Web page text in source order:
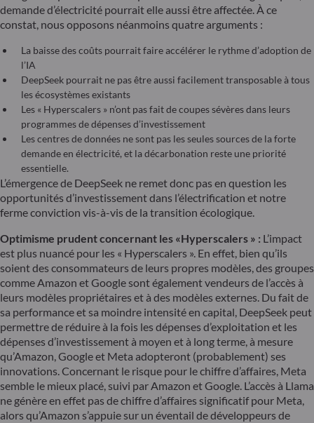
demande d’électricité pourrait elle aussi être affectée. À ce
constat, nous opposons néanmoins quatre arguments :
La baisse des coûts pourrait faire accélérer le rythme d’adoption de
l’IA
DeepSeek pourrait ne pas être aussi facilement transposable à tous
les écosystèmes existants
Les « Hyperscalers » n’ont pas fait de coupes sévères dans leurs
programmes de dépenses d’investissement
Les centres de données ne sont pas les seules sources de la forte
demande en électricité, et la décarbonation reste une priorité
essentielle.
L’émergence de DeepSeek ne remet donc pas en question les
opportunités d’investissement dans l’électrification et notre
ferme conviction vis-à-vis de la transition écologique.
Optimisme prudent concernant les «Hyperscalers » : L’impact
est plus nuancé pour les « Hyperscalers ». En effet, bien qu’ils
soient des consommateurs de leurs propres modèles, des groupes
comme Amazon et Google sont également vendeurs de l’accès à
leurs modèles propriétaires et à des modèles externes. Du fait de
sa performance et sa moindre intensité en capital, DeepSeek peut
permettre de réduire à la fois les dépenses d’exploitation et les
dépenses d’investissement à moyen et à long terme, à mesure
qu’Amazon, Google et Meta adopteront (probablement) ses
innovations. Concernant le risque pour le chiffre d’affaires, Meta
semble le mieux placé, suivi par Amazon et Google. L’accès à Llama
ne génère en effet pas de chiffre d’affaires significatif pour Meta,
alors qu’Amazon s’appuie sur un éventail de développeurs de